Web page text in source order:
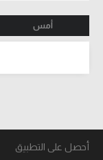
أمس
أحصل على التطبيق